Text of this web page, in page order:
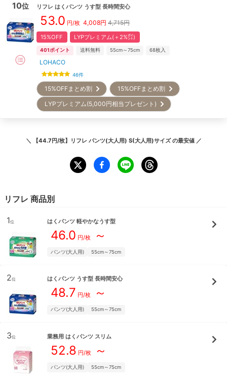
10位 リフレ はくパンツ うす型 長時間安心
53.0 円/枚 4,008円 4,715円
15%OFF LYPプレミアム(＋2%㌽)
401ポイント 送料無料 55cm～75cm 68枚入
LOHACO
46件
15%OFFまとめ割
15%OFFまとめ割
LYPプレミアム(5,000円相当プレゼント)
＼ 【44.7円/枚】リフレ パンツ(大人用) S(大人用)サイズの最安値 ／
リフレ 商品別
1位 はくパンツ 軽やかなうす型
46.0 円/枚～
パンツ(大人用) 55cm～75cm
2位 はくパンツ うす型 長時間安心
48.7 円/枚～
パンツ(大人用) 55cm～75cm
3位 業務用 はくパンツ スリム
52.8 円/枚～
パンツ(大人用) 55cm～75cm